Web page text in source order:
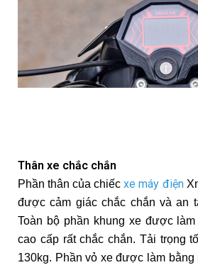
Thân xe chắc chắn
Phần thân của chiếcxe máy điện
được cảm giác chắc chắn và an
Toàn bộ phần khung xe được
cao cấp rất chắc chắn. Tải trọng
130kg. Phần vỏ xe được làm